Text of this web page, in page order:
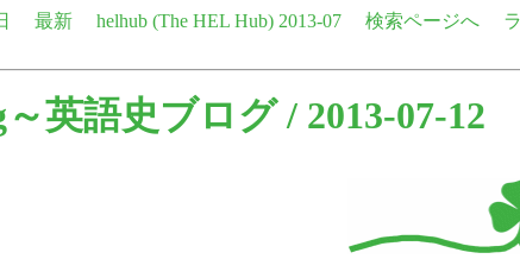
最新 helhub (The HEL Hub) 2013-07 検索ページへ
～英語史ブログ/ 2013-07-12